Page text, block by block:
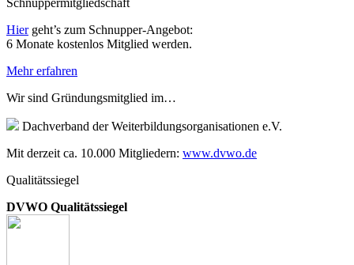
Hiergeht’s zum Schnupper-Angebot:
6 Monate kostenlos Mitglied werden.
Mehr erfahren
Wir sind Gründungsmitglied im…
Dachverband der Weiterbildungsorganisationen e.V.
Mit derzeit ca. 10.000 Mitgliedern: www.dvwo.de
Qualitätssiegel
DVWO Qualitätssiegel